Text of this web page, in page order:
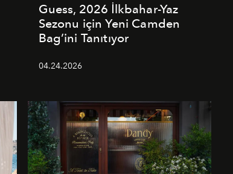
Guess, 2026 İlkbahar-Yaz
Sezonu için Yeni Camden
Bag’ini Tanıtıyor
04.24.2026